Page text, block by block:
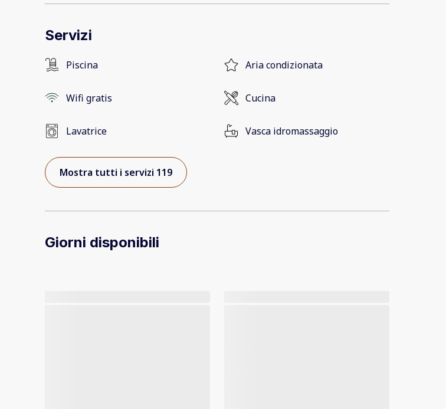
Servizi
Piscina Aria condizionata
Wifi gratis Cucina
Lavatrice Vasca idromassaggio
Mostra tutti i servizi 119
Giorni disponibili